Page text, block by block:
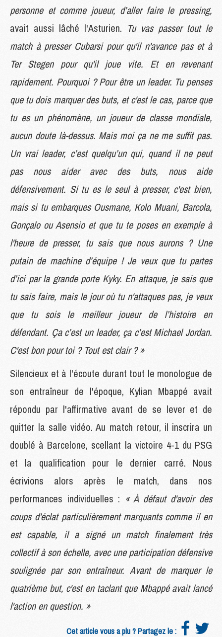
personne et comme joueur, d’aller faire le pressing,
avait aussi lâché l'Asturien. Tu vas passer tout le
match à presser Cubarsi pour qu'il n'avance pas et à
Ter Stegen pour qu'il joue vite. Et en revenant
rapidement. Pourquoi ? Pour être un leader. Tu penses
que tu dois marquer des buts, et c'est le cas, parce que
tu es un phénomène, un joueur de classe mondiale,
aucun doute là-dessus. Mais moi ça ne me suffit pas.
Un vrai leader, c’est quelqu’un qui, quand il ne peut
pas nous aider avec des buts, nous aide
défensivement. Si tu es le seul à presser, c'est bien,
mais si tu embarques Ousmane, Kolo Muani, Barcola,
Gonçalo ou Asensio et que tu te poses en exemple à
l'heure de presser, tu sais que nous aurons ? Une
putain de machine d’équipe ! Je veux que tu partes
d’ici par la grande porte Kyky. En attaque, je sais que
tu sais faire, mais le jour où tu n'attaques pas, je veux
que tu sois le meilleur joueur de l’histoire en
défendant. Ça c’est un leader, ça c’est Michael Jordan.
C'est bon pour toi ? Tout est clair ? »
Silencieux et à l'écoute durant tout le monologue de
son entraîneur de l'époque, Kylian Mbappé avait
répondu par l'affirmative avant de se lever et de
quitter la salle vidéo. Au match retour, il inscrira un
doublé à Barcelone, scellant la victoire 4-1 du PSG
et la qualification pour le dernier carré. Nous
écrivions alors après le match, dans nos
performances individuelles : « À défaut d'avoir des
coups d'éclat particulièrement marquants comme il en
est capable, il a signé un match finalement très
collectif à son échelle, avec une participation défensive
soulignée par son entraîneur. Avant de marquer le
quatrième but, c'est en taclant que Mbappé avait lancé
l'action en question. »
Cet article vous a plu ? Partagez le :